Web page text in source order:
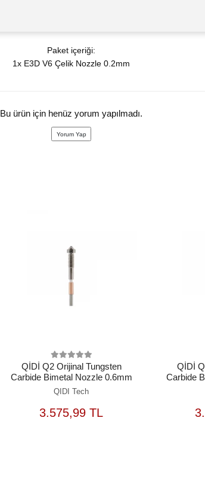
Paket içeriği:
1x E3D V6 Çelik Nozzle 0.2mm
Bu ürün için henüz yorum yapılmadı.
Yorum Yap
QİDİ Q2 Orijinal Tungsten
Carbide Bimetal Nozzle 0.6mm
QIDI Tech
3.575,99 TL
SEPETE
EKLE
QİDİ
Carbide